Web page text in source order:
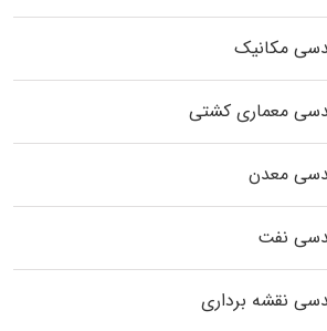
مکانیک
معماری کشتی
معدن
نفت
نقشه برداری